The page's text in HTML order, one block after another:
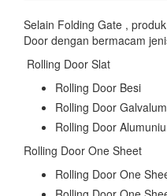
Selain Folding Gate ,
Door dengan bermacam
Rolling Door Slat
Rolling Door Besi
Rolling Door Galvalum
Rolling Door
Rolling Door One Sheet
Rolling Door One